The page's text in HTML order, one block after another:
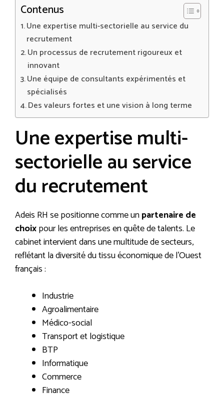
Contenus
Une expertise multi-sectorielle au service du
recrutement
Un processus de recrutement rigoureux et
innovant
Une équipe de consultants expérimentés et
spécialisés
Des valeurs fortes et une vision à long terme
Une expertise multi-
sectorielle au service
du recrutement
Adeis RH se positionne comme unpartenaire de
choixpour les entreprises en quête de talents. Le
cabinet intervient dans une multitude de secteurs,
reflétant la diversité du tissu économique de l’Ouest
français :
Industrie
Agroalimentaire
Médico-social
Transport et logistique
BTP
Informatique
Commerce
Finance